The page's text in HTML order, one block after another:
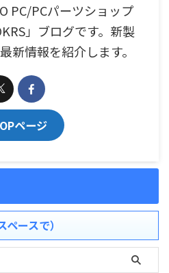
PC/PCパーツショップ
」ブログです。新製
新情報を紹介します。
ページ
ースで）